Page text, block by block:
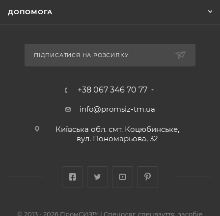
ДОПОМОГА
ПІДПИСАТИСЯ НА РОЗСИЛКУ
+38 067 346 70 77
info@promsiz-tm.ua
Київська обл. смт. Коцюбинське,
вул. Пономарьова, 32
© 2013 - 2026 ПромСИЗ™ | Спецодяг, спецвзуття, засобів